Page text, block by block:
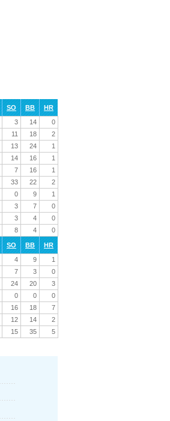
SO BB
HR
3 14
0
11 18
2
13 24
1
14 16
1
7 16
1
33 22
2
0 9
1
3 7
0
3 4
0
8 4 0
SO BB
HR
4 9
1
7 3
0
24 20
3
0 0
0
16 18
7
12 14
2
15 35 5